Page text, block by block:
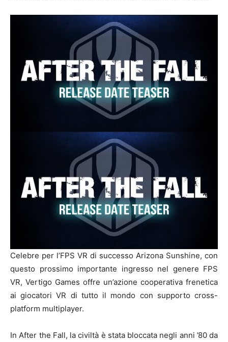
Celebre per l’FPS VR di successo Arizona Sunshine, con
questo prossimo importante ingresso nel genere FPS
VR, Vertigo Games offre un’azione cooperativa frenetica
ai giocatori VR di tutto il mondo con supporto cross-
platform multiplayer.
In After the Fall, la civiltà è stata bloccata negli anni ’80 da